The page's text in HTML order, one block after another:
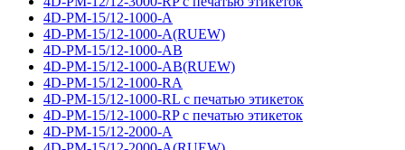
4D-PM-15/12-1000-A
4D-PM-15/12-1000-A(RUEW)
4D-PM-15/12-1000-AB
4D-PM-15/12-1000-AB(RUEW)
4D-PM-15/12-1000-RA
4D-PM-15/12-1000-RL с печатью этикеток
4D-PM-15/12-1000-RP с печатью этикеток
4D-PM-15/12-2000-A